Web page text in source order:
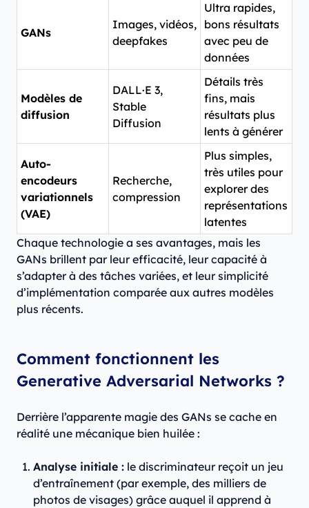
GANs
Images, vidéos,
deepfakes
Ultra rapides,
bons résultats
avec peu de
données
Modèles de
diffusion
DALL·E 3,
Stable
Diffusion
Détails très
fins, mais
résultats plus
lents à générer
Auto-
encodeurs
variationnels
(VAE)
Recherche,
compression
Plus simples,
très utiles pour
explorer des
représentations
latentes
Chaque technologie a ses avantages, mais les
GANs brillent par leur efficacité, leur capacité à
s’adapter à des tâches variées, et leur simplicité
d’implémentation comparée aux autres modèles
plus récents.
Comment fonctionnent les
Generative Adversarial Networks ?
Derrière l’apparente magie des GANs se cache en
réalité une mécanique bien huilée :
Analyse initiale : le discriminateur reçoit un jeu
d’entraînement (par exemple, des milliers de
photos de visages) grâce auquel il apprend à